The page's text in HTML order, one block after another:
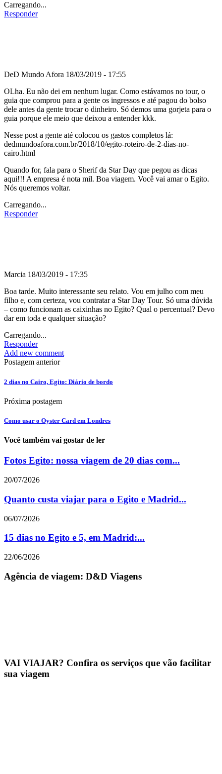
Carregando...
Responder
DeD Mundo Afora 18/03/2019 - 17:55
OLha. Eu não dei em nenhum lugar. Como estávamos no tour, o
guia que comprou para a gente os ingressos e até pagou do bolso
dele antes da gente trocar o dinheiro. Só demos uma gorjeta para o
guia porque ele meio que deixou a entender kkk.
Nesse post a gente até colocou os gastos completos lá:
dedmundoafora.com.br/2018/10/egito-roteiro-de-2-dias-no-
cairo.html
Quando for, fala para o Sherif da Star Day que pegou as dicas
aqui!!! A empresa é nota mil. Boa viagem. Você vai amar o Egito.
Nós queremos voltar.
Carregando...
Responder
Marcia 18/03/2019 - 17:35
Boa tarde. Muito interessante seu relato. Vou em julho com meu
filho e, com certeza, vou contratar a Star Day Tour. Só uma dúvida
– como funcionam as caixinhas no Egito? Qual o percentual? Devo
dar em toda e qualquer situação?
Carregando...
Responder
Add new comment
Postagem anterior
2 dias no Cairo, Egito: Diário de bordo
Próxima postagem
Como usar o Oyster Card em Londres
Você também vai gostar de ler
Fotos Egito: nossa viagem de 20 dias com...
20/07/2026
Quanto custa viajar para o Egito e Madrid...
06/07/2026
15 dias no Egito e 5, em Madrid:...
22/06/2026
Agência de viagem: D&D Viagens
VAI VIAJAR? Confira os serviços que vão facilitar
sua viagem